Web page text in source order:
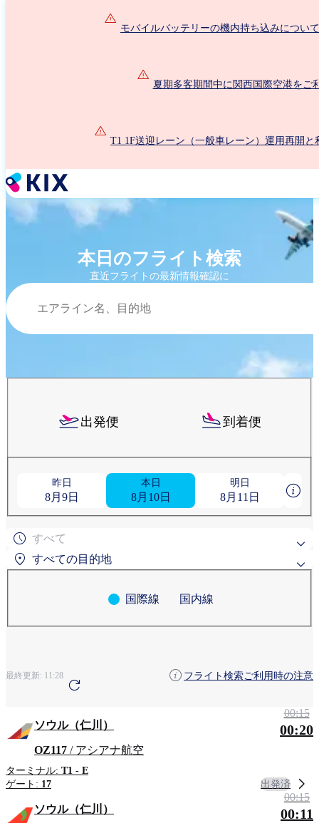
モバイルバッテリーの機内持ち込みについ
夏期多客期間中に関西国際空港をご
T1 1F送迎レーン（一般車レーン）運用再開
本日のフライト検索
直近フライトの最新情報確認に
出発便 到着便
昨日
8月9日
本日
8月10日
明日
8月11日
すべて
すべての目的地
アンカレッジ青森
国際線 国内線
最終更新: 11:28 フライト検索ご利用時の注意
ソウル（仁川）
OZ117 / アシアナ航空
ターミナル: T1 - E
ゲート: 17
00:15
00:20
出発済
ソウル（仁川）
00:15
00:11